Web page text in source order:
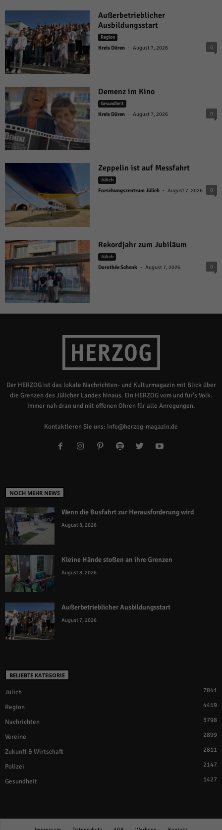
Außerbetrieblicher
Ausbildungsstart
Region
Kreis Düren - August 7, 2026 0
Demenz im Kino
Gesundheit
Kreis Düren - August 7, 2026 0
Zeppelin ist auf Messfahrt
Jülich
Forschungszentrum Jülich - August 7, 2026 0
Rekordjahr zum Jubiläum
Jülich
Dorothée Schenk - August 7, 2026 0
Der HERZOG ist das lokale Nachrichten- und Kulturmagazin mit Blick über
die Grenzen des Jülicher Landes hinaus. Ein HERZOG vom und für's Volk.
Immer nah dran und mit offenen Ohren für alle Anregungen.
Kontaktieren Sie uns: info@herzog-magazin.de
NOCH MEHR NEWS
Wenn die Busfahrt zur Herausforderung wird
August 8, 2026
Kleine Hände stoßen an ihre Grenzen
August 8, 2026
Außerbetrieblicher Ausbildungsstart
August 7, 2026
BELIEBTE KATEGORIE
Jülich 7841
Region 4419
Nachrichten 3798
Vereine 2899
Zukunft & Wirtschaft 2811
Polizei 2147
Gesundheit 1427